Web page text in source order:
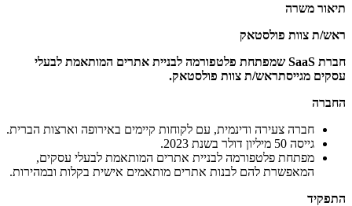
תיאור משרה
ראש/ת צוות פולסטאק
חברת SaaS שמפתחת פלטפורמה לבניית אתרים המותאמת לבעלי
עסקים מגייסתראש/ת צוות פולסטאק.
החברה
חברה צעירה ודינמית, עם לקוחות קיימים באירופה וארצות הברית.
גייסה 50 מיליון דולר בשנת 2023.
מפתחת פלטפורמה לבניית אתרים המותאמת לבעלי עסקים,
המאפשרת להם לבנות אתרים מותאמים אישית בקלות ובמהירות.
התפקיד